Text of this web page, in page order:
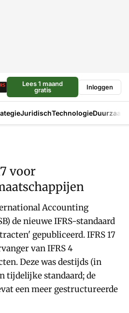
Lees 1 maand
gratis
Inloggen
JuridischTechnologie
voor
Accounting
de nieuwe IFRS-standaard
gepubliceerd. IFRS 17
van IFRS 4
Deze was destijds (in
tijdelijke standaard; de
een meer gestructureerde